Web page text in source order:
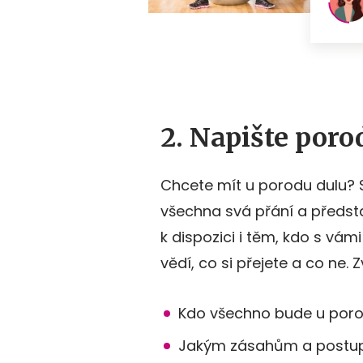
2. Napište
Chcete mít u porodu dulu?
všechna svá přání a
k dispozici i těm, kdo s
vědí, co si přejete a co ne.
Kdo všechno bude u
Jakým zásahům a